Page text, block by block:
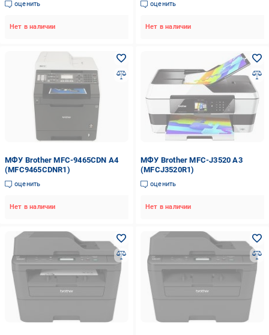
оценить
Нет в наличии
оценить
Нет в наличии
МФУ Brother MFC-9465CDN А4
(MFC9465CDNR1)
оценить
Нет в наличии
МФУ Brother MFC-J3520 А3
(MFCJ3520R1)
оценить
Нет в наличии